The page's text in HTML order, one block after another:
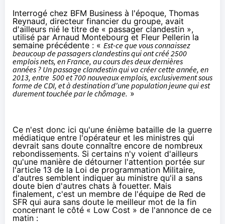
Interrogé chez BFM Business à l'époque, Thomas
Reynaud, directeur financier du groupe, avait
d'ailleurs nié le titre de « passager clandestin »,
utilisé par Arnaud Montebourg et Fleur Pellerin la
semaine précédente : « Est-ce que vous connaissez
beaucoup de passagers clandestins qui ont créé 2500
emplois nets, en France, au cours des deux dernières
années ? Un passage clandestin qui va créer cette année, en
2013, entre 500 et 700 nouveaux emplois, exclusivement sous
forme de CDI, et à destination d'une population jeune qui est
durement touchée par le chômage. »
Ce n'est donc ici qu'une énième bataille de la guerre
médiatique entre l'opérateur et les ministres qui
devrait sans doute connaître encore de nombreux
rebondissements. Si certains n'y voient d'ailleurs
qu'une manière de détourner l'attention portée sur
l'article 13 de la Loi de programmation Militaire,
d'autres semblent indiquer au ministre qu'il a sans
doute bien d'autres chats à fouetter. Mais
finalement, c'est un membre de l'équipe de Red de
SFR qui aura sans doute le meilleur mot de la fin
concernant le côté « Low Cost » de l'annonce de ce
matin :